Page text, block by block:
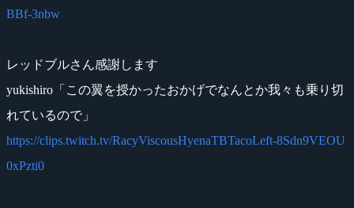
BBf-3nbw
レッドブルさん感謝します
yukishiro「この翼を授かったおかげでなんとか我々も乗り切
れているので」
https://clips.twitch.tv/RacyViscousHyenaTBTacoLeft-8Sdn9VEOU
0xPzti0